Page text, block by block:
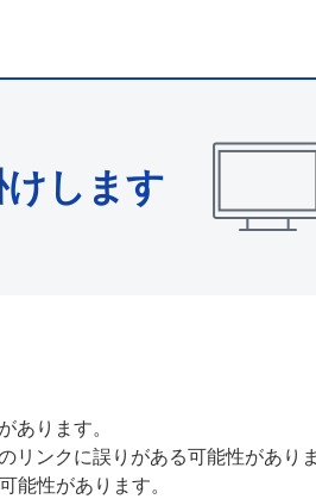
します
あります。
リンクに誤りがある可能性があり
能性があります。